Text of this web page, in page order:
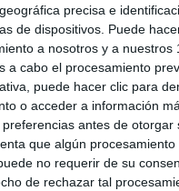
precisa e
de dispositivos. Puede
a nosotros y a nuestros
a cabo el procesamiento
puede hacer clic para
o acceder a información
antes de otorgar
que algún
no requerir de su
de rechazar tal
terminas (o terminaste)
de:*